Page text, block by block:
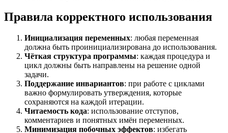
Правила корректного использования
Инициализация переменных: любая переменная
должна быть проинициализирована до использования.
Чёткая структура программы: каждая процедура и
цикл должны быть направлены на решение одной
задачи.
Поддержание инвариантов: при работе с циклами
важно формулировать утверждения, которые
сохраняются на каждой итерации.
Читаемость кода: использование отступов,
комментариев и понятных имён переменных.
Минимизация побочных эффектов: избегать